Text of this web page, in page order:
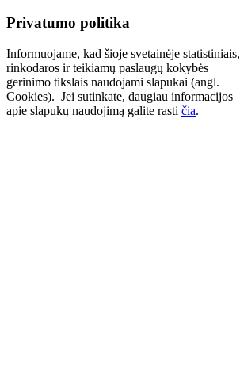
Privatumo politika
Informuojame, kad šioje svetainėje statistiniais,
rinkodaros ir teikiamų paslaugų kokybės
gerinimo tikslais naudojami slapukai (angl.
Cookies). Jei sutinkate, daugiau informacijos
apie slapukų naudojimą galite rasti čia.